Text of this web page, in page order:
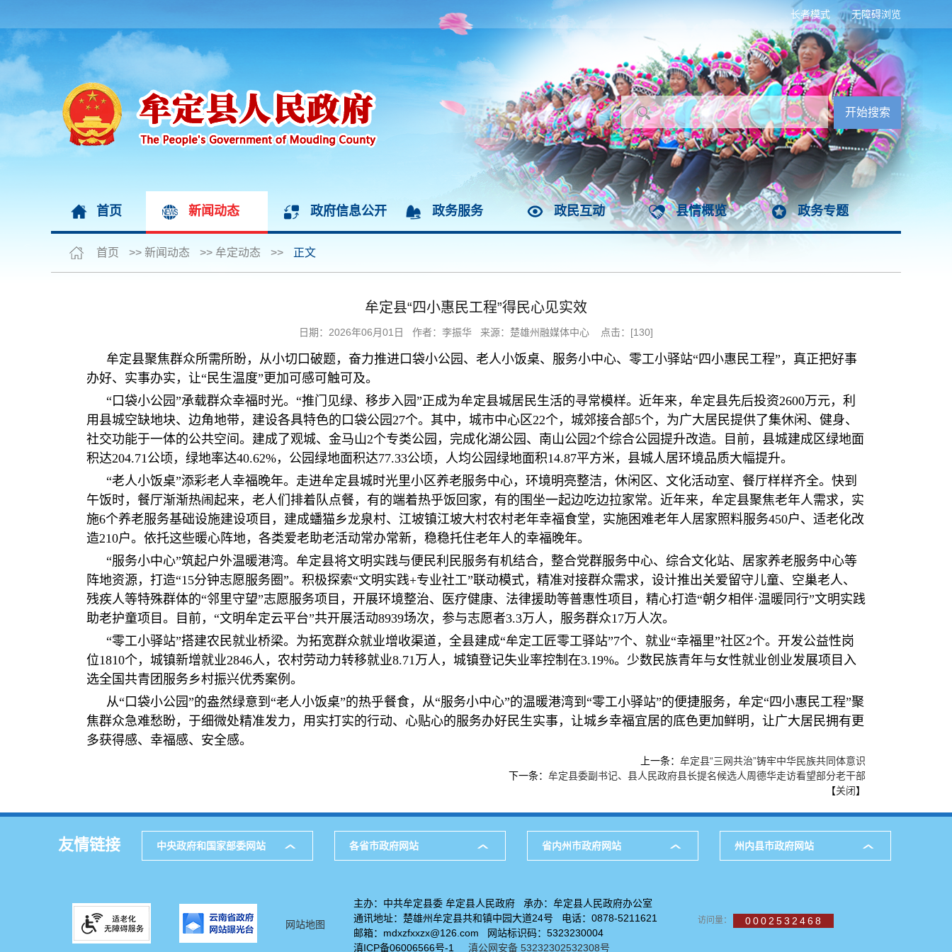
无障碍浏览
长者模式
首页 新闻动态 政府信息公开 政务服务 政民互动 县情概览 政务专题
首页 >> 新闻动态 >> 牟定动态 >> 正文
牟定县“四小惠民工程”得民心见实效
日期：2026年06月01日 作者：李振华 来源：楚雄州融媒体中心 点击：[130]
牟定县聚焦群众所需所盼，从小切口破题，奋力推进口袋小公园、老人小饭桌、服务小中心、零工小驿站“四小惠民工程”，真正把好事
办好、实事办实，让“民生温度”更加可感可触可及。
“口袋小公园”承载群众幸福时光。“推门见绿、移步入园”正成为牟定县城居民生活的寻常模样。近年来，牟定县先后投资2600万元，利
用县城空缺地块、边角地带，建设各具特色的口袋公园27个。其中，城市中心区22个，城郊接合部5个，为广大居民提供了集休闲、健身、
社交功能于一体的公共空间。建成了观城、金马山2个专类公园，完成化湖公园、南山公园2个综合公园提升改造。目前，县城建成区绿地面
积达204.71公顷，绿地率达40.62%，公园绿地面积达77.33公顷，人均公园绿地面积14.87平方米，县城人居环境品质大幅提升。
“老人小饭桌”添彩老人幸福晚年。走进牟定县城时光里小区养老服务中心，环境明亮整洁，休闲区、文化活动室、餐厅样样齐全。快到
午饭时，餐厅渐渐热闹起来，老人们排着队点餐，有的端着热乎饭回家，有的围坐一起边吃边拉家常。近年来，牟定县聚焦老年人需求，实
施6个养老服务基础设施建设项目，建成蟠猫乡龙泉村、江坡镇江坡大村农村老年幸福食堂，实施困难老年人居家照料服务450户、适老化改
造210户。依托这些暖心阵地，各类爱老助老活动常办常新，稳稳托住老年人的幸福晚年。
“服务小中心”筑起户外温暖港湾。牟定县将文明实践与便民利民服务有机结合，整合党群服务中心、综合文化站、居家养老服务中心等
阵地资源，打造“15分钟志愿服务圈”。积极探索“文明实践+专业社工”联动模式，精准对接群众需求，设计推出关爱留守儿童、空巢老人、
残疾人等特殊群体的“邻里守望”志愿服务项目，开展环境整治、医疗健康、法律援助等普惠性项目，精心打造“朝夕相伴·温暖同行”文明实践
助老护童项目。目前，“文明牟定云平台”共开展活动8939场次，参与志愿者3.3万人，服务群众17万人次。
“零工小驿站”搭建农民就业桥梁。为拓宽群众就业增收渠道，全县建成“牟定工匠零工驿站”7个、就业“幸福里”社区2个。开发公益性岗
位1810个，城镇新增就业2846人，农村劳动力转移就业8.71万人，城镇登记失业率控制在3.19%。少数民族青年与女性就业创业发展项目入
选全国共青团服务乡村振兴优秀案例。
从“口袋小公园”的盎然绿意到“老人小饭桌”的热乎餐食，从“服务小中心”的温暖港湾到“零工小驿站”的便捷服务，牟定“四小惠民工程”聚
焦群众急难愁盼，于细微处精准发力，用实打实的行动、心贴心的服务办好民生实事，让城乡幸福宜居的底色更加鲜明，让广大居民拥有更
多获得感、幸福感、安全感。
上一条： 牟定县“三网共治”铸牢中华民族共同体意识
下一条： 牟定县委副书记、县人民政府县长提名候选人周德华走访看望部分老干部
【关闭】
友情链接 中央政府和国家部委网站 各省市政府网站 省内州市政府网站 州内县市政府网站
网站地图
主办：中共牟定县委 牟定县人民政府 承办：牟定县人民政府办公室
通讯地址：楚雄州牟定县共和镇中园大道24号 电话：0878-5211621
邮箱：mdxzfxxzx@126.com 网站标识码：5323230004
滇ICP备06006566号-1
滇公网安备 53232302532308号
访问量： 0002532468